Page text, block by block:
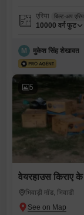
एरिया बिल्ट-अप
10000 वर्ग फुट
M मुकेश सिंह शेखावत
5
वेयरहाउस किराए के
भिवाड़ी मॉड, भिवाडी